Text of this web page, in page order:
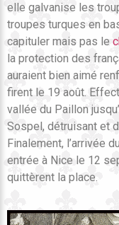
elle galvanise les
troupes turques en
capituler mais pas le
la protection des
auraient bien aimé
firent le 19 août.
vallée du Paillon
Sospel, détruisant et
Finalement, l’arrivée
entrée à Nice le 12
quittèrent la place.